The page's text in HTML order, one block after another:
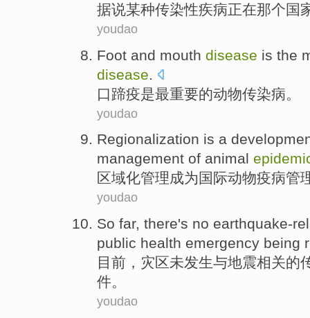
据说某种传染性疾病正在那个国
youdao
Foot and mouth disease is the
disease
口蹄疫是最重要的动物传染病 。
youdao
Regionalization is a
management of animal
区域化管理成为 国际动物疫病管
youdao
So far, there's no earthquake-
public health emergency being
目前 ， 灾区未发生与地震相关的
件。
youdao